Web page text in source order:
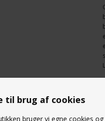
til brug af cookies
bruger vi egne cookies